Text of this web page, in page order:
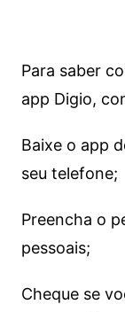
Para saber
app Digio,
Baixe o app
seu telefone;
Preencha o
pessoais;
Cheque se